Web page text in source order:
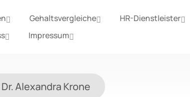
Gehaltsvergleiche HR-Dienstleister
Impressum
Dr. Alexandra Krone